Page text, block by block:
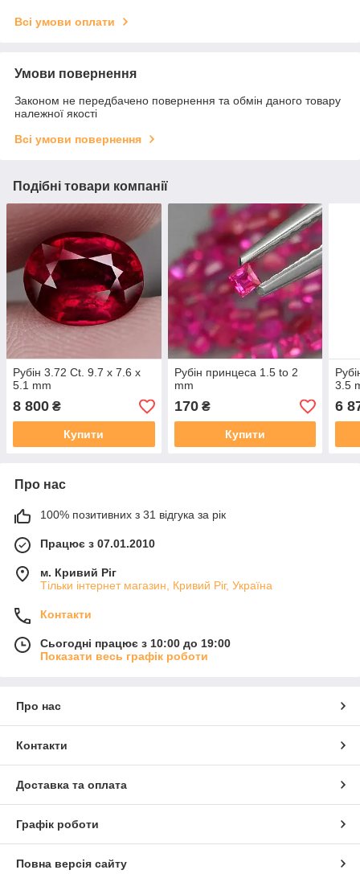
Всі умови оплати
Умови повернення
Законом не передбачено повернення та обмін даного товару
належної якості
Всі умови повернення
Подібні товари компанії
Рубін 3.72 Ct. 9.7 x 7.6 x
5.1 mm
8 800 ₴
Купити
Рубін принцеса 1.5 to 2
mm
170₴
Купити
3.5
6
Про нас
100% позитивних з 31 відгука за рік
Працює з 07.01.2010
м. Кривий Ріг
Тільки інтернет магазин, Кривий Ріг, Україна
Контакти
Сьогодні працює з 10:00 до 19:00
Показати весь графік роботи
Про нас
Контакти
Доставка та оплата
Графік роботи
Повна версія сайту